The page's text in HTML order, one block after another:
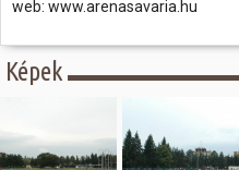
web: www.arenasavaria.hu
Képek